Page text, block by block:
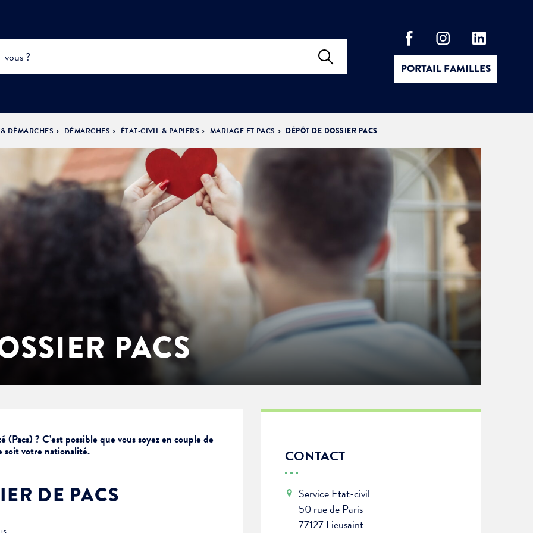
PORTAIL FAMILLES
ÉVÈNEMENTS
LA VILLE
DÉMOCRATIE
PARTICIPATIVE
DÉMARCHES DÉMARCHES ÉTAT-CIVIL & PAPIERS MARIAGE ET PACS DÉPÔT DE DOSSIER PACS
PACS
? C’est possible que vous soyez en couple de
soit votre nationalité.
DE PACS
CONTACT
Service Etat-civil
50 rue de Paris
77127 Lieusaint